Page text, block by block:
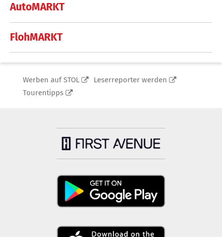
AutoMARKT
FlohMARKT
Werben auf STOL
Leserreporter werden
Tourentipps